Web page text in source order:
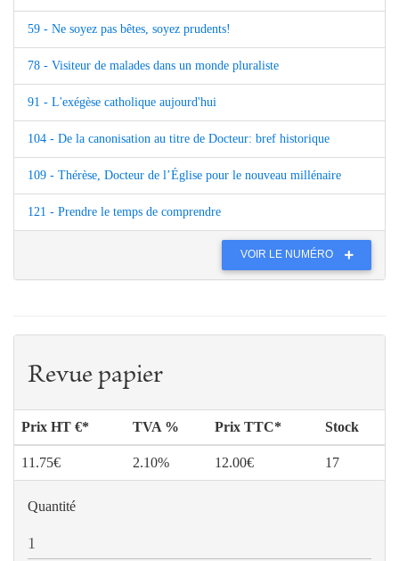
59 - Ne soyez pas bêtes, soyez prudents!
78 - Visiteur de malades dans un monde pluraliste
91 - L'exégèse catholique aujourd'hui
104 - De la canonisation au titre de Docteur: bref historique
109 - Thérèse, Docteur de l’Église pour le nouveau millénaire
121 - Prendre le temps de comprendre
VOIR LE NUMÉRO
Revue papier
Prix HT €* TVA % Prix TTC* Stock
11.75€ 2.10% 12.00€ 17
Quantité